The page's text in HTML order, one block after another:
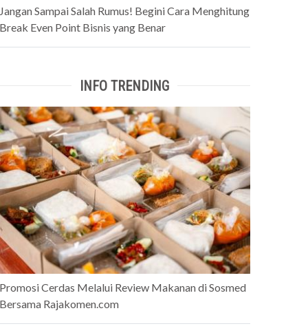
Sampai Salah Rumus! Begini Cara Menghitung
Even Point Bisnis yang Benar
INFO TRENDING
Cerdas Melalui Review Makanan di Sosmed
Rajakomen.com